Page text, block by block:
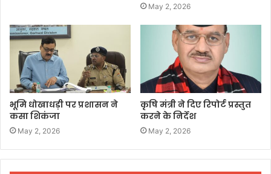
May 2, 2026
भूमि धोखाधड़ी पर प्रशासन ने
कसा शिकंजा
May 2, 2026
कृषि मंत्री ने दिए रिपोर्ट प्रस्तुत
करने के निर्देश
May 2, 2026